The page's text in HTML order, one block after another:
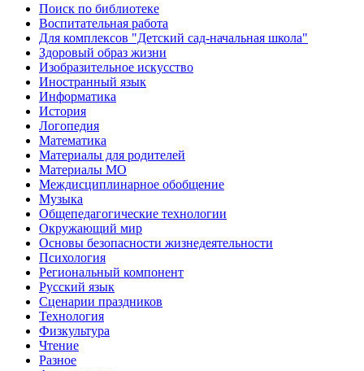
Поиск по библиотеке
Воспитательная работа
Для комплексов "Детский сад-начальная школа"
Здоровый образ жизни
Изобразительное искусство
Иностранный язык
Информатика
История
Логопедия
Математика
Материалы для родителей
Материалы МО
Междисциплинарное обобщение
Музыка
Общепедагогические технологии
Окружающий мир
Основы безопасности жизнедеятельности
Психология
Региональный компонент
Русский язык
Сценарии праздников
Технология
Физкультура
Чтение
Разное